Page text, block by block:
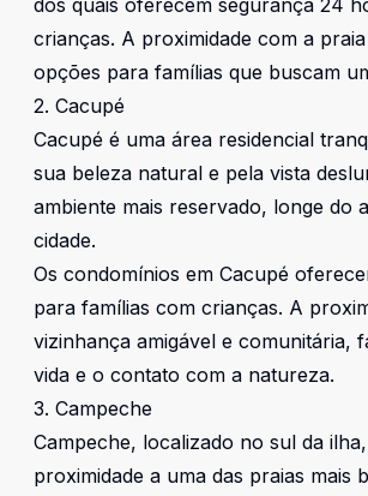
dos quais oferecem segurança 24
crianças. A proximidade com a
opções para famílias que buscam
2. Cacupé
Cacupé é uma área residencial
sua beleza natural e pela vista
ambiente mais reservado, longe do
cidade.
Os condomínios em Cacupé
para famílias com crianças. A
vizinhança amigável e comunitária,
vida e o contato com a natureza.
3. Campeche
Campeche, localizado no sul da
proximidade a uma das praias